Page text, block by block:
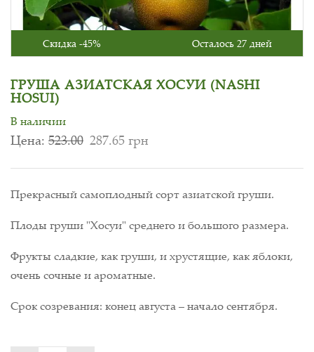
Скидка -45% Осталось 27 дней
ГРУША АЗИАТСКАЯ ХОСУИ (NASHI
HOSUI)
В наличии
Цена: 523.00 287.65 грн
Прекрасный самоплодный сорт азиатской груши.
Плоды груши "Хосуи" среднего и большого размера.
Фрукты сладкие, как груши, и хрустящие, как яблоки,
очень сочные и ароматные.
Срок созревания: конец августа – начало сентября.